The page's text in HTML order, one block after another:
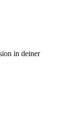
in deiner